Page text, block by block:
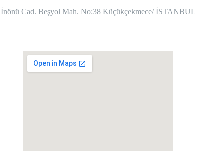
İnönü Cad. Beşyol Mah. No:38 Küçükçekmece/ İSTANBUL